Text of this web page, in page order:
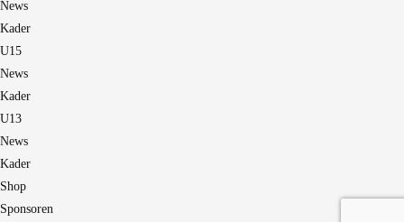
News
Kader
U15
News
Kader
U13
News
Kader
Shop
Sponsoren